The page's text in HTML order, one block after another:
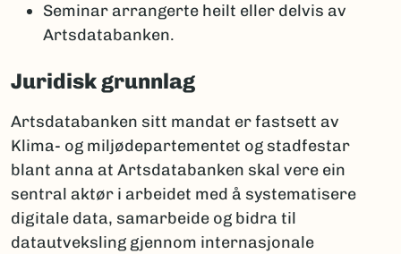
Seminar arrangerte heilt eller delvis av
Artsdatabanken.
Juridisk grunnlag
Artsdatabanken sitt mandat er fastsett av
Klima- og miljødepartementet og stadfestar
blant anna at Artsdatabanken skal vere ein
sentral aktør i arbeidet med å systematisere
digitale data, samarbeide og bidra til
datautveksling gjennom internasjonale